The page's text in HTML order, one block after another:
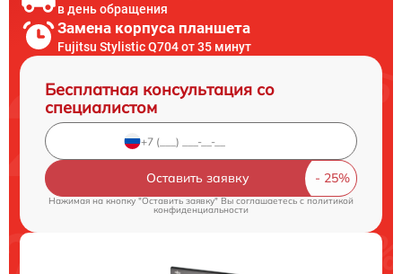
в день обращения
Замена корпуса планшета
Fujitsu Stylistic Q704 от 35 минут
Бесплатная консультация со
специалистом
Оставить заявку
Нажимая на кнопку "Оставить заявку" Вы соглашаетесь cполитикой
конфиденциальности